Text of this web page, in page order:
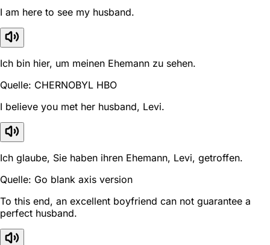
I am here to see my husband.
Ich bin hier, um meinen Ehemann zu sehen.
Quelle: CHERNOBYL HBO
I believe you met her husband, Levi.
Ich glaube, Sie haben ihren Ehemann, Levi, getroffen.
Quelle: Go blank axis version
To this end, an excellent boyfriend can not guarantee a
perfect husband.